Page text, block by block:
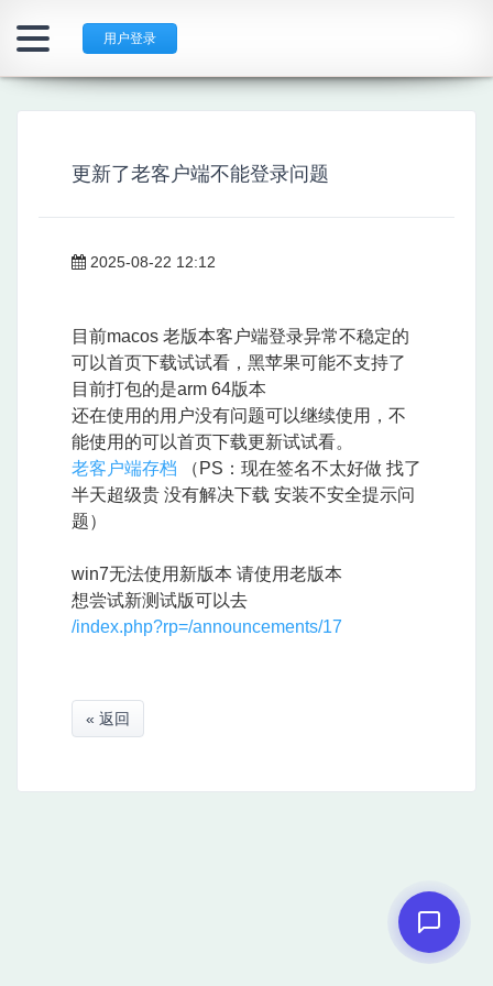
用户登录
更新了老客户端不能登录问题
2025-08-22 12:12
目前macos 老版本客户端登录异常不稳定的
可以首页下载试试看，黑苹果可能不支持了
目前打包的是arm 64版本
还在使用的用户没有问题可以继续使用，不
能使用的可以首页下载更新试试看。
老客户端存档 （PS：现在签名不太好做 找了
半天超级贵 没有解决下载 安装不安全提示问
题）
win7无法使用新版本 请使用老版本
想尝试新测试版可以去
/index.php?rp=/announcements/17
« 返回